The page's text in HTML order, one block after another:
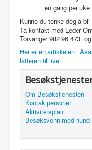
en gang per uke
Kunne du tenke deg å
Ta kontakt med Leder
Torvanger 982 96 473.
Her er en artikkelen i
latteren til live.
Om Besøkstjenesten
Kontaktpersoner
Aktivitetsplan
Besøksvenn med hund